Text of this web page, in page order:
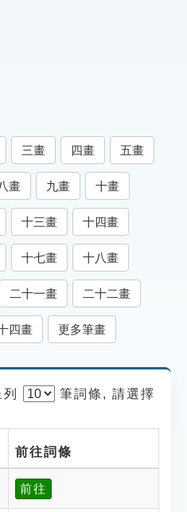
三畫 四畫 五畫
畫 九畫 十畫
十三畫 十四畫
十七畫 十八畫
二十一畫 二十二畫
四畫 更多筆畫
筆詞條, 請選擇
前往詞條
前往